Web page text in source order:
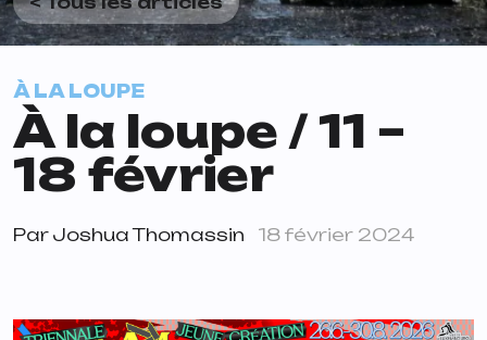
À LA LOUPE
À la loupe / 11 –
18 février
Par Joshua Thomassin 18 février 2024